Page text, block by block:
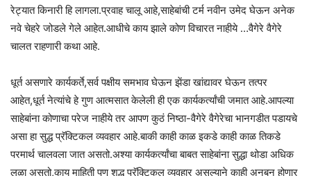
रेट्यात किनारी हि लागला.प्रवाह चालू आहे,साहेबांची टर्म नवीन उमेद घेऊन अनेक
नवे चेहरे जोडले गेले आहेत.आधीचे काय झाले कोण विचारत नाहीये …वैगेरे वैगेरे
चालत राहणारी कथा आहे.
धूर्त असणारे कार्यकर्ते,सर्व पक्षीय समभाव घेऊन झेंडा खांद्यावर घेऊन तत्पर
आहेत,धूर्त नेत्यांचे हे गुण आत्मसात केलेली ही एक कार्यकर्त्यांची जमात आहे.आपल्या
साहेबांना कोणाचा परेज नाहीये तर आपण कुठं निष्ठा-वैगेरे वैगेरेचा भानगडीत पडायचे
असा हा सुद्ध प्रॅक्टिकल व्यवहार आहे.बाकी काही काळ इकडे काही काळ तिकडे
परमार्थ चालवला जात असतो.अश्या कार्यकर्त्यांचा बाबत साहेबांना सुद्धा थोडा अधिक
लळा असतो,काय माहिती पण शुद्ध प्रॅक्टिकल व्यवहार असल्याने काही अनबन होणार